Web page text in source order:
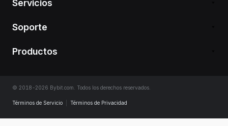
Servicios
Soporte
Productos
© 2018-2026 Bybit.com. Todos los derechos reservados.
Términos de Servicio Términos de Privacidad